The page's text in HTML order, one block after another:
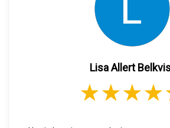
Lisa Allert